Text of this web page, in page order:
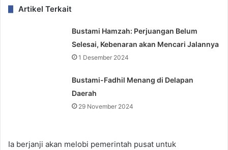
Artikel Terkait
Bustami Hamzah: Perjuangan Belum
Selesai, Kebenaran akan Mencari Jalannya
1 Desember 2024
Bustami-Fadhil Menang di Delapan
Daerah
29 November 2024
Ia berjanji akan melobi pemerintah pusat untuk